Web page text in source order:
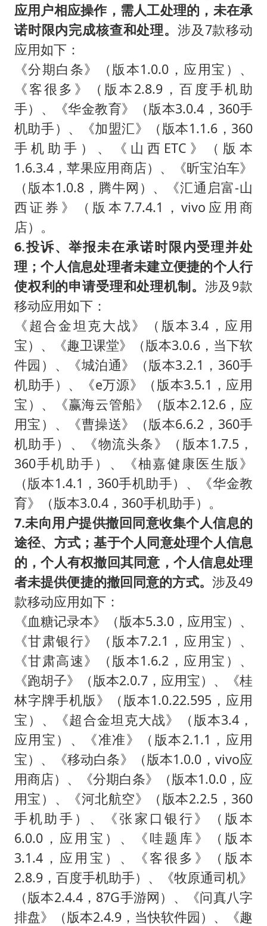
应用户相应操作，需人工处理的，未在承
诺时限内完成核查和处理。 涉及7款移动
应用如下：
《分期白条》（版本1.0.0，应用宝）、
《客很多》（版本2.8.9，百度手机助
手）、《华金教育》（版本3.0.4，360手
机助手）、《加盟汇》（版本1.1.6，360
手机助手）、《山西ETC》（版本
1.6.3.4，苹果应用商店）、《昕宝泊车》
（版本1.0.8，腾牛网）、《汇通启富-山
西证券》（版本7.7.4.1，vivo应用商
店）。
6.投诉、举报未在承诺时限内受理并处
理；个人信息处理者未建立便捷的个人行
使权利的申请受理和处理机制。 涉及9款
移动应用如下：
《超合金坦克大战》（版本3.4，应用
宝）、《趣卫课堂》（版本3.0.6，当下软
件园）、《城泊通》（版本3.2.1，360手
机助手）、《e万源》（版本3.5.1，应用
宝）、《赢海云管船》（版本2.12.6，应
用宝）、《曹操送》（版本6.6.2，360手
机助手）、《物流头条》（版本1.7.5，
360手机助手）、《柚嘉健康医生版》
（版本1.4.1，360手机助手）、《华金教
育》（版本3.0.4，360手机助手）。
7.未向用户提供撤回同意收集个人信息的
途径、方式；基于个人同意处理个人信息
的，个人有权撤回其同意，个人信息处理
者未提供便捷的撤回同意的方式。 涉及49
款移动应用如下：
《血糖记录本》（版本5.3.0，应用宝）、
《甘肃银行》（版本7.2.1，应用宝）、
《甘肃高速》（版本1.6.2，应用宝）、
《跑胡子》（版本2.0.7，应用宝）、《桂
林字牌手机版》（版本1.0.22.595，应用
宝）、《超合金坦克大战》（版本3.4，
应用宝）、《准准》（版本2.1.1，应用
宝）、《移动白条》（版本1.0.0，vivo应
用商店）、《分期白条》（版本1.0.0，应
用宝）、《河北航空》（版本2.2.5，360
手机助手）、《张家口银行》（版本
6.0.0，应用宝）、《哇题库》（版本
3.1.4，应用宝）、《客很多》（版本
2.8.9，百度手机助手）、《牧原通司机》
（版本2.4.4，87G手游网）、《问真八字
排盘》（版本2.4.9，当快软件园）、《趣